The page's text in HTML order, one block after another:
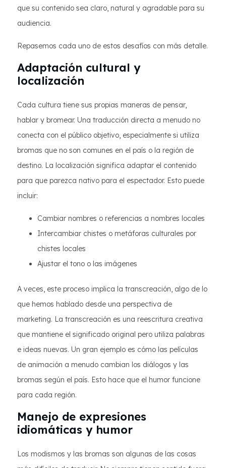
que su contenido sea claro, natural y agradable para su
audiencia.
Repasemos cada uno de estos desafíos con más detalle.
Adaptación cultural y
localización
Cada cultura tiene sus propias maneras de pensar,
hablar y bromear. Una traducción directa a menudo no
conecta con el público objetivo, especialmente si utiliza
bromas que no son comunes en el país o la región de
destino. La localización significa adaptar el contenido
para que parezca nativo para el espectador. Esto puede
incluir:
Cambiar nombres o referencias a nombres locales
Intercambiar chistes o metáforas culturales por
chistes locales
Ajustar el tono o las imágenes
A veces, este proceso implica la transcreación, algo de lo
que hemos hablado desde una perspectiva de
marketing. La transcreación es una reescritura creativa
que mantiene el significado original pero utiliza palabras
e ideas nuevas. Un gran ejemplo es cómo las películas
de animación a menudo cambian los diálogos y las
bromas según el país. Esto hace que el humor funcione
para cada región.
Manejo de expresiones
idiomáticas y humor
Los modismos y las bromas son algunas de las cosas